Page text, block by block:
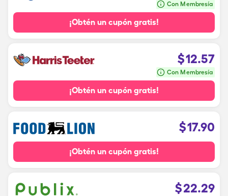
Con Membresía
¡Obtén un cupón gratis!
$12.57
Con Membresía
¡Obtén un cupón gratis!
$17.90
¡Obtén un cupón gratis!
$22.29